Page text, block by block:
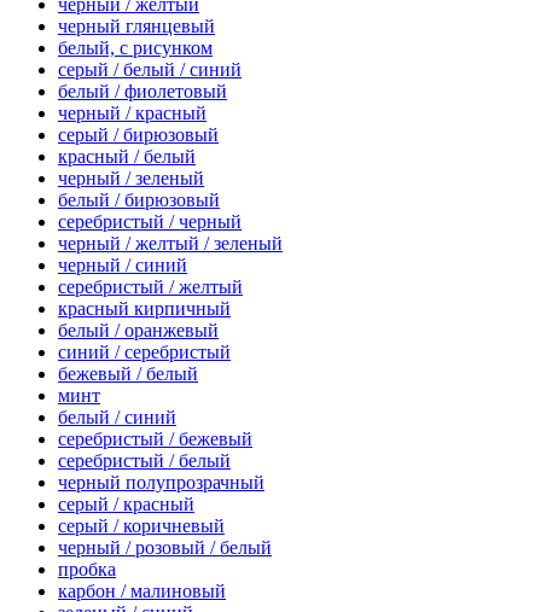
черный / желтый
черный глянцевый
белый, с рисунком
серый / белый / синий
белый / фиолетовый
черный / красный
серый / бирюзовый
красный / белый
черный / зеленый
белый / бирюзовый
серебристый / черный
черный / желтый / зеленый
черный / синий
серебристый / желтый
красный кирпичный
белый / оранжевый
синий / серебристый
бежевый / белый
минт
белый / синий
серебристый / бежевый
серебристый / белый
черный полупрозрачный
серый / красный
серый / коричневый
черный / розовый / белый
пробка
карбон / малиновый